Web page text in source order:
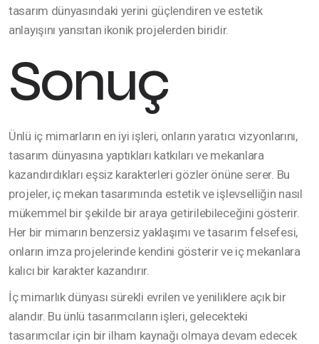
tasarım dünyasındaki yerini güçlendiren ve estetik
anlayışını yansıtan ikonik projelerden biridir.
Sonuç
Ünlü iç mimarların en iyi işleri, onların yaratıcı vizyonlarını,
tasarım dünyasına yaptıkları katkıları ve mekanlara
kazandırdıkları eşsiz karakterleri gözler önüne serer. Bu
projeler, iç mekan tasarımında estetik ve işlevselliğin nasıl
mükemmel bir şekilde bir araya getirilebileceğini gösterir.
Her bir mimarın benzersiz yaklaşımı ve tasarım felsefesi,
onların imza projelerinde kendini gösterir ve iç mekanlara
kalıcı bir karakter kazandırır.
İç mimarlık dünyası sürekli evrilen ve yeniliklere açık bir
alandır. Bu ünlü tasarımcıların işleri, gelecekteki
tasarımcılar için bir ilham kaynağı olmaya devam edecek